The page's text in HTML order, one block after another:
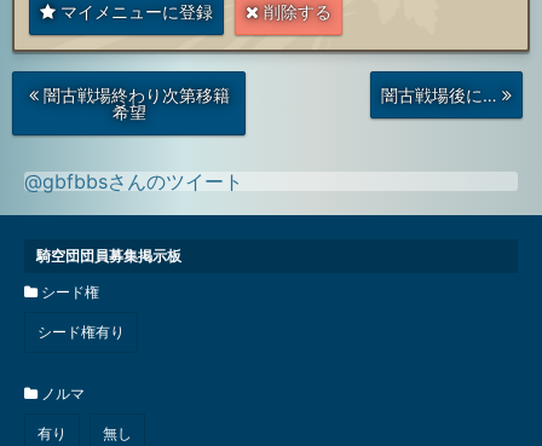
マイメニューに登録 削除する
次
の
稿
闇古戦場終わり次第移籍
希望
前
の
投
闇古戦場後に…
@gbfbbsさんのツイート
騎空団団員募集掲示板
シード権
シード権有り
ノルマ
有り 無し